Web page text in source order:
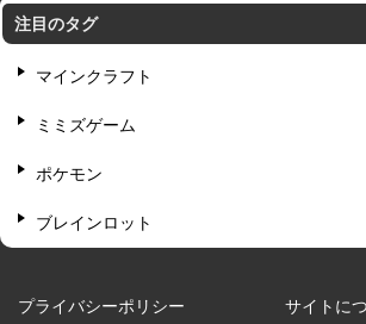
注目のタグ
マインクラフト
ミミズゲーム
ポケモン
ブレインロット
プライバシーポリシー サイトに